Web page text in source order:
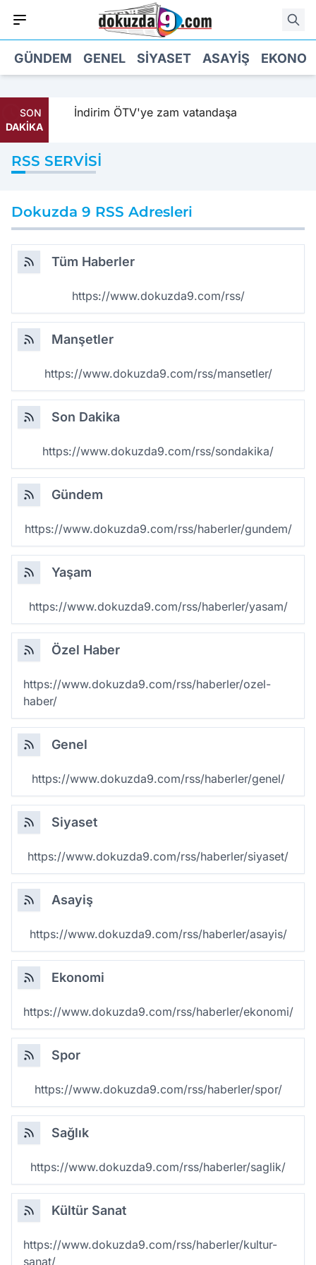
GÜNDEM GENEL SIYASET ASAYIŞ
SON
DAKİKA
İndirim ÖTV'ye zam vatandaşa
RSS SERVISI
Dokuzda 9 RSS Adresleri
Tüm Haberler
https://www.dokuzda9.com/rss/
Manşetler
https://www.dokuzda9.com/rss/mansetler/
Son Dakika
https://www.dokuzda9.com/rss/sondakika/
Gündem
https://www.dokuzda9.com/rss/haberler/gundem/
Yaşam
https://www.dokuzda9.com/rss/haberler/yasam/
Özel Haber
https://www.dokuzda9.com/rss/haberler/ozel-
haber/
Genel
https://www.dokuzda9.com/rss/haberler/genel/
Siyaset
https://www.dokuzda9.com/rss/haberler/siyaset/
Asayiş
https://www.dokuzda9.com/rss/haberler/asayis/
Ekonomi
https://www.dokuzda9.com/rss/haberler/ekonomi/
Spor
https://www.dokuzda9.com/rss/haberler/spor/
Sağlık
https://www.dokuzda9.com/rss/haberler/saglik/
Kültür Sanat
https://www.dokuzda9.com/rss/haberler/kultur-
sanat/